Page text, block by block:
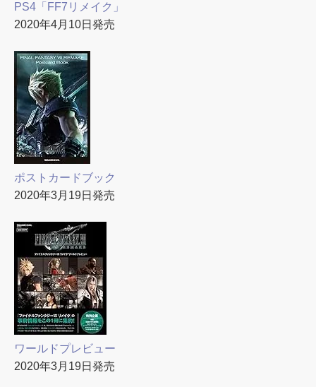
PS4「FF7リメイク」
2020年4月10日発売
ポストカードブック
2020年3月19日発売
ワールドプレビュー
2020年3月19日発売